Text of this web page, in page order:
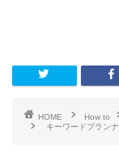
HOME How to
キーワードプラン